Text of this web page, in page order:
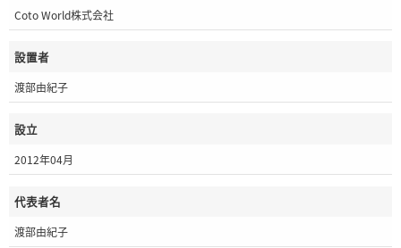
Coto World株式会社
設置者
渡部由紀子
設立
2012年04月
代表者名
渡部由紀子